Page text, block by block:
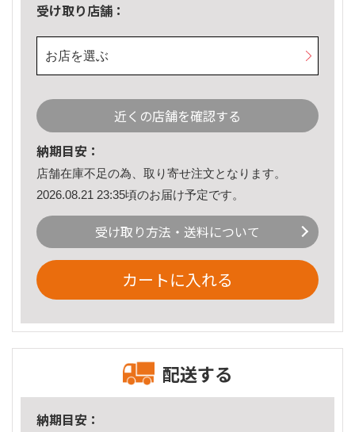
受け取り店舗：
お店を選ぶ
近くの店舗を確認する
納期目安：
店舗在庫不足の為、取り寄せ注文となります。
2026.08.21 23:35頃のお届け予定です。
受け取り方法・送料について
カートに入れる
配送する
納期目安：